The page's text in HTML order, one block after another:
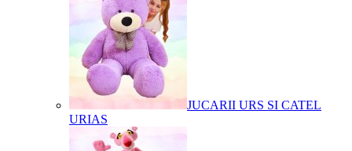
JUCARII URS SI CATEL
URIAS